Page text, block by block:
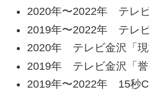
2020年〜2022年 テレビ
2019年〜2022年 テレビ
2020年 テレビ金沢「現
2019年 テレビ金沢「誉
2019年〜2022年 15秒